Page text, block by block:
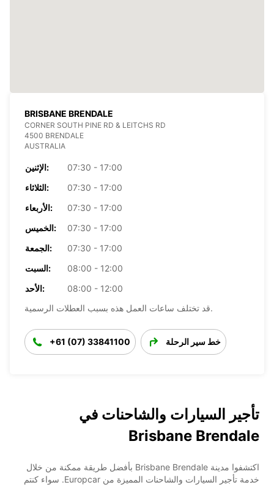
BRISBANE BRENDALE
CORNER SOUTH PINE RD & LEITCHS RD
4500 BRENDALE
AUSTRALIA
الإثنين:
07:30 - 17:00
الثلاثاء:
07:30 - 17:00
الأربعاء:
07:30 - 17:00
الخميس:
07:30 - 17:00
الجمعة:
07:30 - 17:00
السبت:
08:00 - 12:00
الأحد:
08:00 - 12:00
قد تختلف ساعات العمل هذه بسبب العطلات الرسمية.
+61 (07) 33841100 خط سير الرحلة
تأجير السيارات والشاحنات في
Brisbane Brendale
اكتشفوا مدينة Brisbane Brendale بأفضل طريقة ممكنة من خلال
خدمة تأجير السيارات والشاحنات المميزة من Europcar. سواء كنتم